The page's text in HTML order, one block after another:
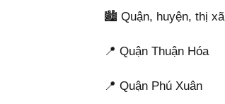
🏙️ Quận, huyện, thị xã
📍 Quận Thuận Hóa
📍 Quận Phú Xuân